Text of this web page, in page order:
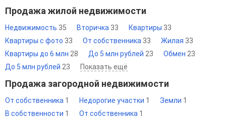
Продажа жилой недвижимости
Недвижимость 35 Вторичка 33 Квартиры 33
Квартиры с фото 33 От собственника 33 Жилая 33
Квартиры до 6 млн 28 До 5 млн рублей 23 Обмен 23
До 5 млн рублей 23 Показать ещё
Продажа загородной недвижимости
От собственника 1 Недорогие участки 1 Земли 1
В собственности 1 От собственника 1